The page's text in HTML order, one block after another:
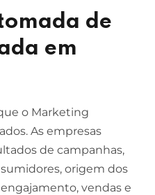
de
em
o Marketing
As empresas
de campanhas,
origem dos
vendas e